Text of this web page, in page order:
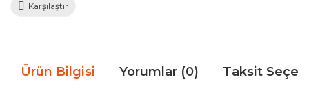
Karşılaştır
Ürün Bilgisi Yorumlar (0) Taksit